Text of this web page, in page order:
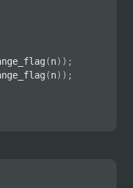
(n) ) ;
(n) ) ;